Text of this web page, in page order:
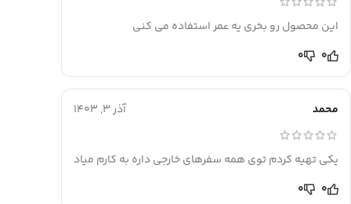
این محصول رو بخری یه عمر استفاده می کنی
0
0
محمد آذر 3, 1403
یکی تهیه کردم توی همه سفرهای خارجی داره به کارم میاد
0
0